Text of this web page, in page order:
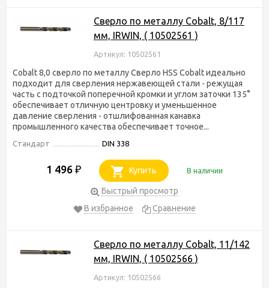
Сверло по металлу Cobalt, 8/117
мм, IRWIN, ( 10502561 )
Артикул: 10502561
Cobalt 8,0 сверло по металлу Сверло HSS Cobalt идеально
подходит для сверления нержавеющей стали - режущая
часть с подточкой поперечной кромки и углом заточки 135°
обеспечивает отличную центровку и уменьшенное
давление сверления - отшлифованная канавка
промышленного качества обеспечивает точное...
Стандарт DIN 338
1 496 ₽ Купить В наличии
Быстрый просмотр
В избранное
Сравнение
Сверло по металлу Cobalt, 11/142
мм, IRWIN, ( 10502566 )
Артикул: 10502566